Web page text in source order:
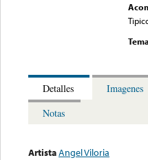
Detalles
Imagenes
Notas
ArtistaAngel Viloria